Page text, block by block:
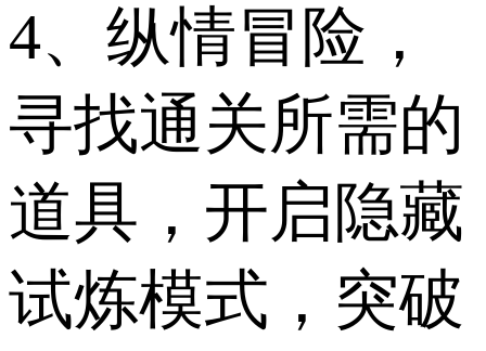
4、纵情冒险，
寻找通关所需的
道具，开启隐藏
试炼模式，突破